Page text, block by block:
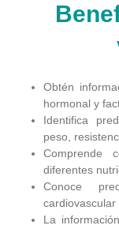
Obtén
hormonal y
Identifica
peso,
Comprende
diferentes
Conoce
cardiovascular
La